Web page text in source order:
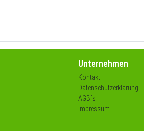
Unternehmen
Kontakt
Datenschutzerklärung
AGB´s
Impressum